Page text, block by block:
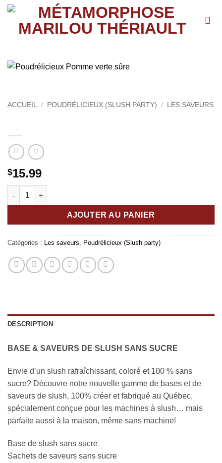
Passer
contenu
ACCUEIL / POUDRÉLICIEUX (SLUSH PARTY) / LES SAVEURS
$15.99
quantité de Poudrélicieux Pomme verte sûre
AJOUTER AU PANIER
Catégories : Les saveurs, Poudrélicieux (Slush party)
DESCRIPTION
BASE & SAVEURS DE SLUSH SANS SUCRE
Envie d’un slush rafraîchissant, coloré et 100 % sans
sucre? Découvre notre nouvelle gamme de bases et de
saveurs de slush, 100% créer et fabriqué au Québec,
spécialement conçue pour les machines à slush… mais
parfaite aussi à la maison, même sans machine!
Base de slush sans sucre
Sachets de saveurs sans sucre